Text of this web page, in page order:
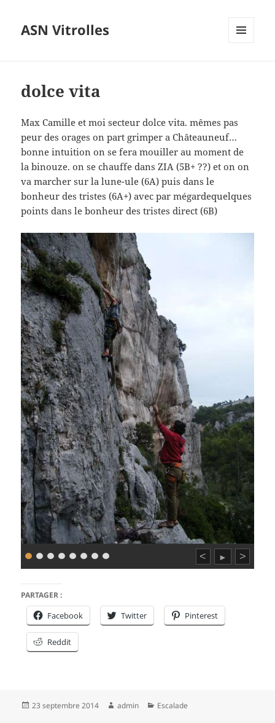
ASN Vitrolles
dolce vita
Max Camille et moi secteur dolce vita. mêmes pas
peur des orages on part grimper a Châteauneuf…
bonne intuition on se fera mouiller au moment de
la binouze. on se chauffe dans ZIA (5B+ ??) et on on
va marcher sur la lune-ule (6A) puis dans le
bonheur des tristes (6A+) avec par mégardequelques
points dans le bonheur des tristes direct (6B)
< ► >
PARTAGER :
Facebook Twitter Pinterest
Reddit
Publié
23 septembre 2014 Auteur
admin Catégories
Escalade